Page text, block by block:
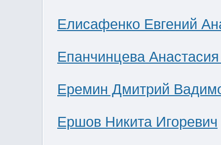
Елисафенко Евгений
Епанчинцева
Еремин Дмитрий
Ершов Никита Игоревич